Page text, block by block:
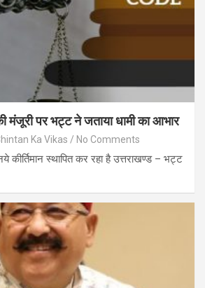
मंजूरी पर भट्ट ने जताया धामी का आभार
Ka Vikas No Comments
कीर्तिमान स्थापित कर रहा है उत्तराखण्ड – भट्ट